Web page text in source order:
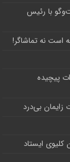
با رئیس
است نه تماشاگر!
پیچیده
کلیوی ایستاد